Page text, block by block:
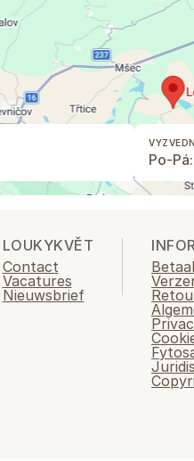
Po-Pá:
LOUKYKVĚT
Contact
Vacatures
Nieuwsbrief